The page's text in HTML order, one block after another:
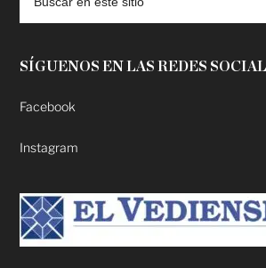
SÍGUENOS EN LAS REDES
Facebook
Instagram